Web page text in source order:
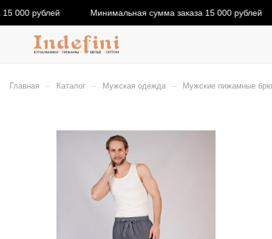
000 рублей Минимальная сумма заказа 15 000 рублей
Главная – Каталог – Мужская одежда – Мужские пижамные